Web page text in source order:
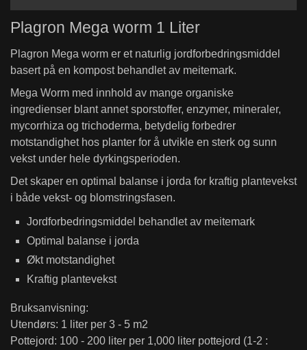
Plagron Mega worm 1 Liter
Plagron Mega worm er et naturlig jordforbedringsmiddel
basert på en kompost behandlet av meitemark.
Mega Worm med innhold av mange organiske
ingredienser blant annet sporstoffer, enzymer, mineraler,
mycorrhiza og trichoderma, betydelig forbedrer
motstandighet hos planter for å utvikle en sterk og sunn
vekst under hele dyrkingsperioden.
Det skaper en optimal balanse i jorda for kraftig plantevekst
i både vekst- og blomstringsfasen.
Jordforbedringsmiddel behandlet av meitemark
Optimal balanse i jorda
Økt motstandighet
Kraftig plantevekst
Bruksanvisning:
Utendørs: 1 liter per 3 - 5 m2
Pottejord: 100 - 200 liter per 1,000 liter pottejord (1-2 :